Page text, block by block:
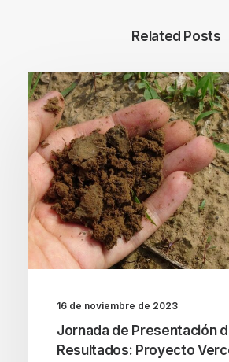
Related Posts
16 de noviembre de 2023
Jornada de Presentación
Resultados: Proyecto